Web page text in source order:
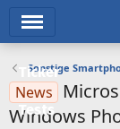
Ticker
Tests
Sonstige
News
Windows